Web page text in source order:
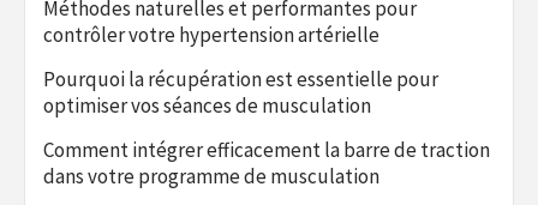
Méthodes naturelles et performantes pour
contrôler votre hypertension artérielle
Pourquoi la récupération est essentielle pour
optimiser vos séances de musculation
Comment intégrer efficacement la barre de traction
dans votre programme de musculation